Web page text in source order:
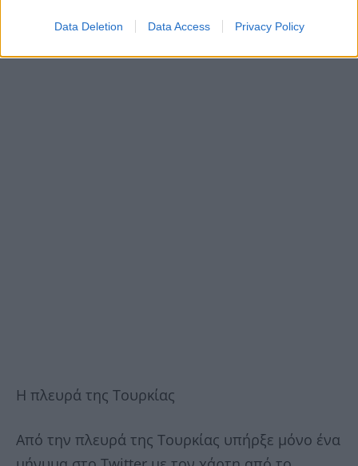
Data Deletion Data Access Privacy Policy
Η πλευρά της Τουρκίας
Από την πλευρά της Τουρκίας υπήρξε μόνο ένα